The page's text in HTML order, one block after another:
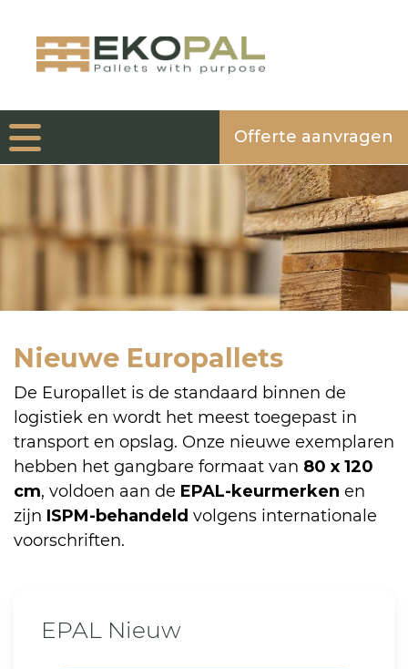
Offerte aanvragen
Nieuwe Europallets
De Europallet is de standaard binnen de
logistiek en wordt het meest toegepast in
transport en opslag. Onze nieuwe exemplaren
hebben het gangbare formaat van 80 x 120
cm, voldoen aan de EPAL-keurmerken en
zijn ISPM-behandeld volgens internationale
voorschriften.
EPAL Nieuw